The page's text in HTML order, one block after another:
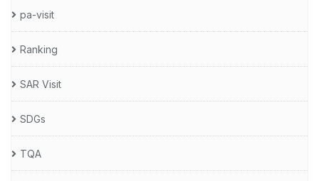
pa-visit
Ranking
SAR Visit
SDGs
TQA